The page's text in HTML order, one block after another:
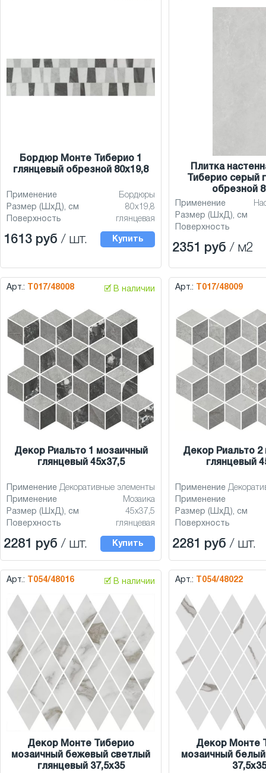
Бордюр Монте Тиберио 1
глянцевый обрезной 80x19,8
Применение
Бордюры
Размер (ШхД), см
80x19,8
Поверхность
глянцевая
1613 руб / шт. Купить
Плитка
Тиберио серый
обрезной
Применение
Размер (ШхД), см
Поверхность
2351 руб / м2
Арт.: T017/48008 🗹 В наличии
Декор Риальто 1 мозаичный
глянцевый 45x37,5
Применение Декоративные элементы
Применение
Мозаика
Размер (ШхД), см
45x37,5
Поверхность
глянцевая
2281 руб / шт. Купить
Арт.: T017/48009
Декор Риальто 2
глянцевый
Применение
Применение
Размер (ШхД), см
Поверхность
2281 руб / шт.
Арт.: T054/48016 🗹 В наличии
Декор Монте Тиберио
мозаичный бежевый светлый
глянцевый 37,5x35
Арт.: T054/48022
Декор Монте
мозаичный
37,5x35